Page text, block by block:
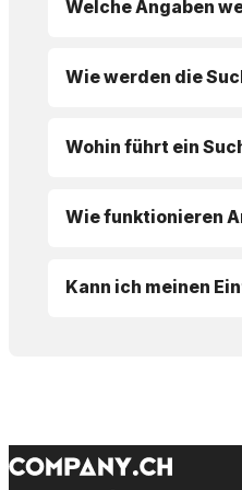
Welche Angaben
Wie werden die
Wohin führt ein
Wie funktionieren
Kann ich meinen